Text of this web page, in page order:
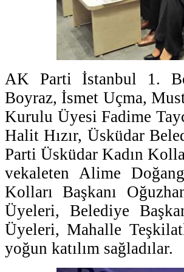
AK Parti İstanbul 1.
Boyraz, İsmet Uçma,
Kurulu Üyesi Fadime
Halit Hızır, Üsküdar
Parti Üsküdar Kadın
vekaleten Alime
Kolları Başkanı
Üyeleri, Belediye
Üyeleri, Mahalle
yoğun katılım sağladılar.